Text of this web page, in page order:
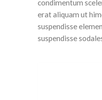
condimentum
erat aliquam ut
suspendisse
suspendisse